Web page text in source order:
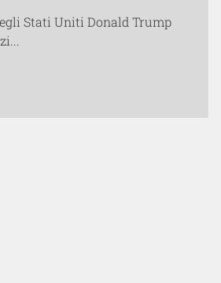
Stati Uniti Donald Trump